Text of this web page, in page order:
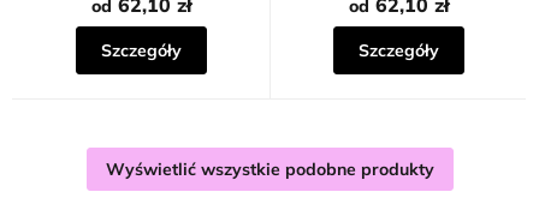
5
gwiazdek.
od
Szczegóły
od
Szczegóły
Wyświetlić wszystkie podobne produkty